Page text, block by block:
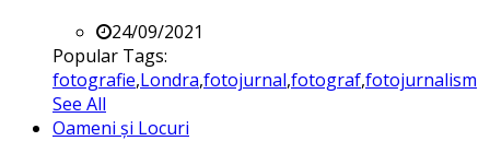
24/09/2021
Popular Tags:
fotografie,Londra,fotojurnal,fotograf,fotojurnalism
See All
Oameni și Locuri